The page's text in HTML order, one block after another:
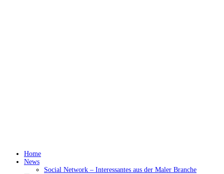
Home
News
Social Network – Interessantes aus der Maler Branche